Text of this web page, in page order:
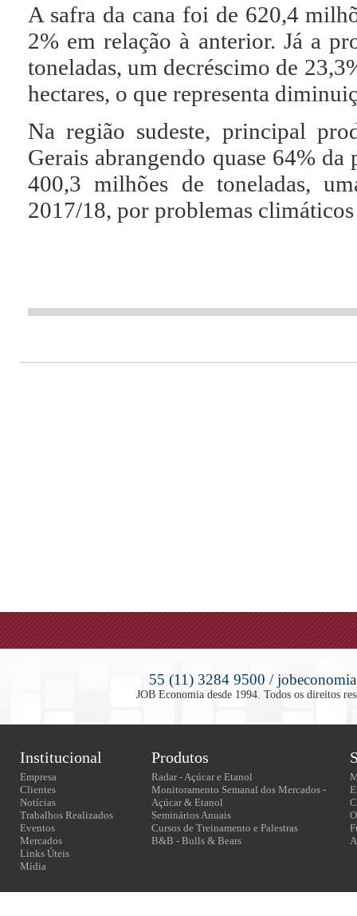
A safra da cana foi de 620,4
2% em relação à anterior. Já a
toneladas, um decréscimo de
hectares, o que representa
Na região sudeste, principal
Gerais abrangendo quase 64%
400,3 milhões de toneladas,
2017/18, por problemas
55 (11) 3284 9500 /
JOB Economia desde 1994. Todos os direitos
Institucional Produtos
Empresa
Clientes
Notícias
Trabalhos Realizados
Eventos
Mercados
Links Úteis
Mídia
Radar - Açúcar e Etanol
Monitoramento Semanal dos Mercados -
Açúcar & Etanol
Seminários Anuais
Cursos de Treinamento e Palestras
B&B - Bulls & Bears